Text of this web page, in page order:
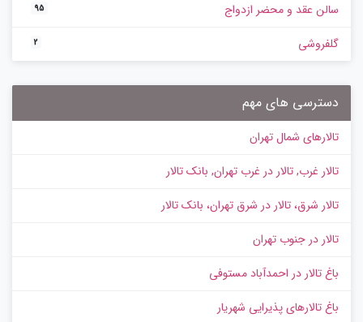
سالن عقد و محضر ازدواج 95
گلفروشی 2
دسترسی های مهم
تالارهای شمال تهران
تالار غرب, تالار در غرب تهران, بانک تالار
تالار شرق، تالار در شرق تهران، بانک تالار
تالار در جنوب تهران
باغ تالار در احمدآباد مستوفی
باغ تالارهای پذیرایی شهریار